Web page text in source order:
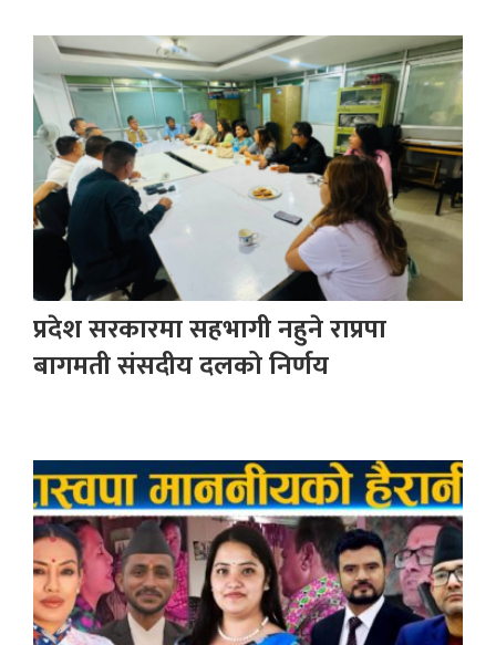
प्रदेश सरकारमा सहभागी नहुने राप्रपा
बागमती संसदीय दलको निर्णय